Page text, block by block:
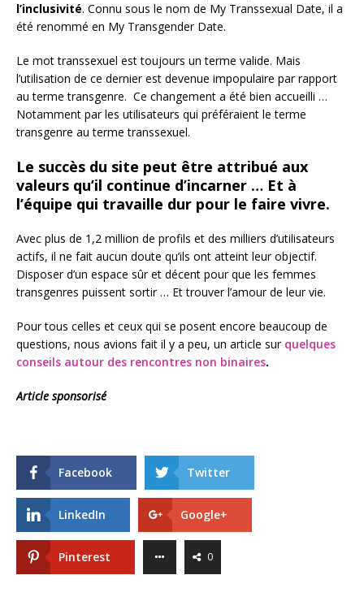
l’inclusivité. Connu sous le nom de My Transsexual Date, il a
été renommé en My Transgender Date.
Le mot transsexuel est toujours un terme valide. Mais
l’utilisation de ce dernier est devenue impopulaire par rapport
au terme transgenre. Ce changement a été bien accueilli …
Notamment par les utilisateurs qui préféraient le terme
transgenre au terme transsexuel.
Le succès du site peut être attribué aux
valeurs qu’il continue d’incarner … Et à
l’équipe qui travaille dur pour le faire vivre.
Avec plus de 1,2 million de profils et des milliers d’utilisateurs
actifs, il ne fait aucun doute qu’ils ont atteint leur objectif.
Disposer d’un espace sûr et décent pour que les femmes
transgenres puissent sortir … Et trouver l’amour de leur vie.
Pour tous celles et ceux qui se posent encore beaucoup de
questions, nous avions fait il y a peu, un article sur quelques
conseils autour des rencontres non binaires.
Article sponsorisé
Facebook Twitter
LinkedIn Google+
Pinterest 0